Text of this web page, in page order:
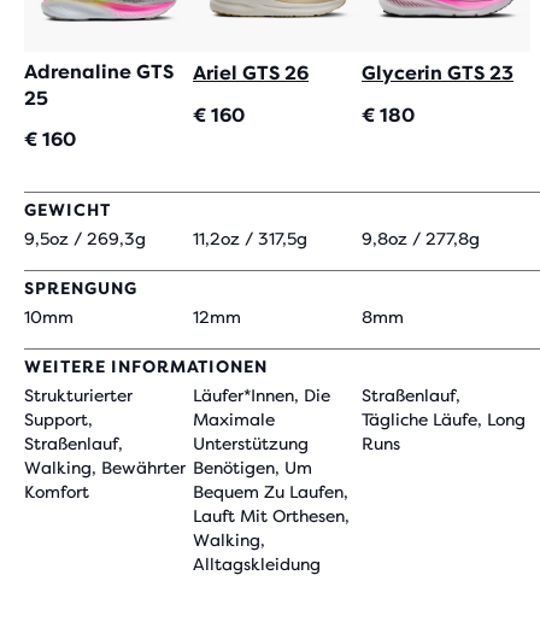
Adrenaline GTS
25
€ 160
Ariel GTS 26
€ 160
Glycerin GTS 23
€ 180
GEWICHT
9,5oz / 269,3g
11,2oz / 317,5g 9,8oz / 277,8g
SPRENGUNG
10mm
12mm 8mm
WEITERE INFORMATIONEN
Strukturierter
Support,
Straßenlauf,
Walking, Bewährter
Komfort
Läufer*innen, Die
Maximale
Unterstützung
Benötigen, Um
Bequem Zu Laufen,
Lauft Mit Orthesen,
Walking,
Alltagskleidung
Straßenlauf,
Tägliche Läufe, Long
Runs